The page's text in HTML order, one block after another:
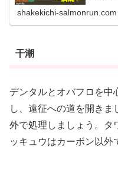
shakekichi-salmonrun.com
干潮
デンタルとオバフロを中
し、遠征への道を開きま
外で処理しましょう。タ
ッキュウはカーボン以外